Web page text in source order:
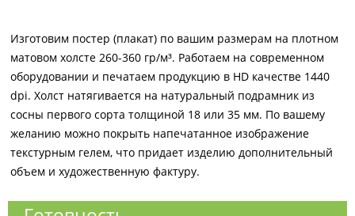
Изготовим постер (плакат) по вашим размерам на плотном
матовом холсте 260-360 гр/м³. Работаем на современном
оборудовании и печатаем продукцию в HD качестве 1440
dpi. Холст натягивается на натуральный подрамник из
сосны первого сорта толщиной 18 или 35 мм. По вашему
желанию можно покрыть напечатанное изображение
текстурным гелем, что придает изделию дополнительный
объем и художественную фактуру.